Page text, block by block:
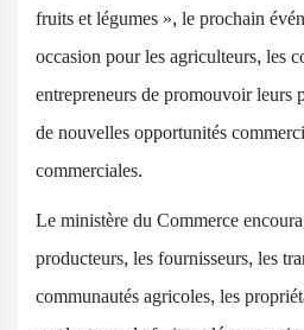
fruits et légumes », le prochain
occasion pour les agriculteurs, les
entrepreneurs de promouvoir leurs
de nouvelles opportunités
commerciales.
Le ministère du Commerce
producteurs, les fournisseurs, les
communautés agricoles, les